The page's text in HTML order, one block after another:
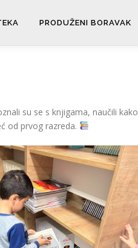
PRODUŽENI BORAVAK
su se s knjigama, naučili kako
od prvog razreda.